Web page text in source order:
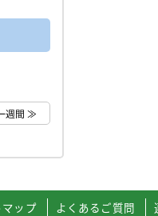
週間 ≫
ップ よくあるご質問